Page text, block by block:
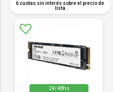
6 cuotas sin interés sobre el precio de
lista
24/48hs